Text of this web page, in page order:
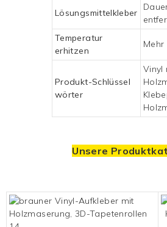
Lösungsmittelkleber
Temperatur
erhitzen
Mehr
Produkt-Schlüssel
wörter
Vinyl
Unsere